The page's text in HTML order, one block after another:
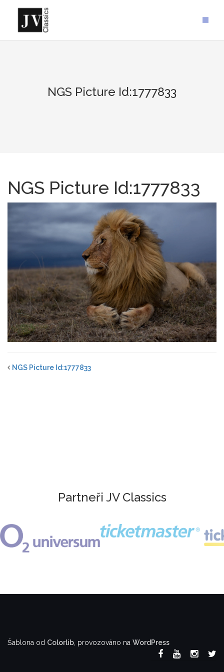
content
NGS Picture Id:1777833
NGS Picture Id:1777833
NGS Picture Id:1777833
Partneři JV Classics
Šablona od Colorlib , provozováno na WordPress